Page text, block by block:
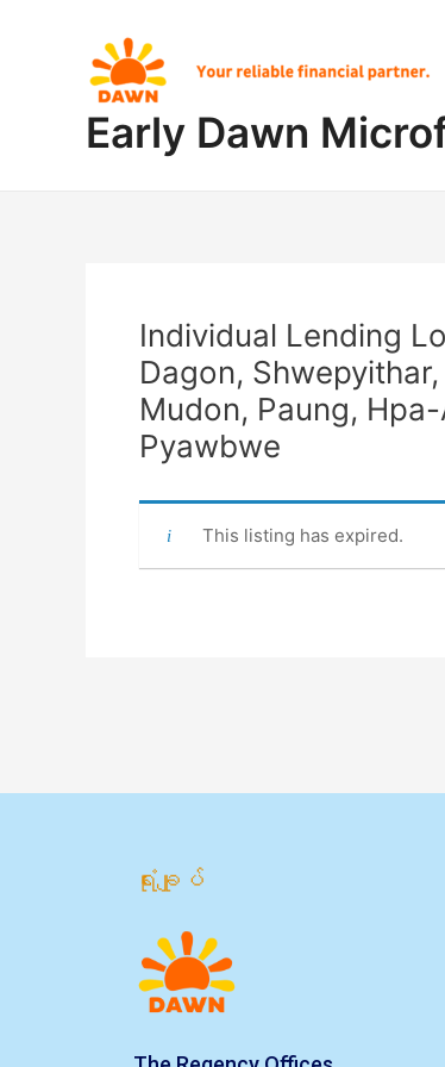
Early Dawn
Individual Lending
Dagon,
Mudon, Paung,
Pyawbwe
This listing has expired.
navigation
ရုံးချုပ်